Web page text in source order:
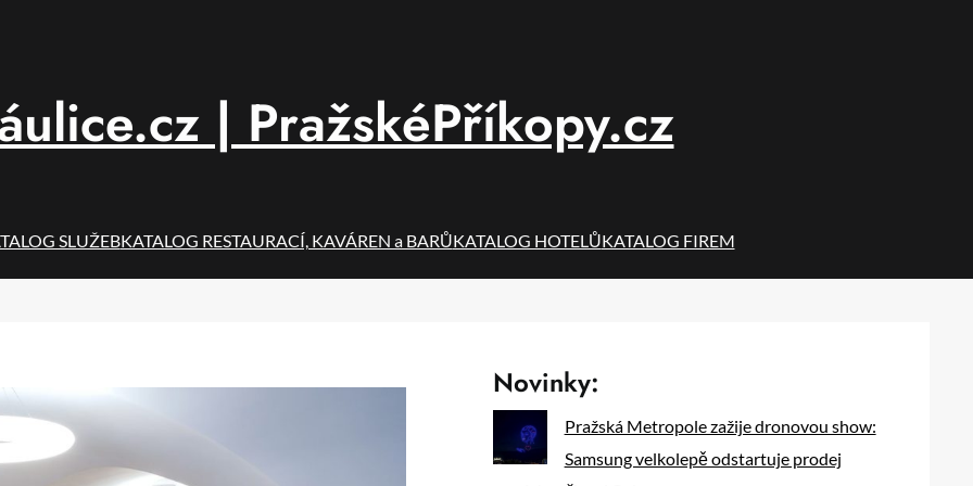
| PražskéPříkopy.cz
SLUŽEBKATALOG RESTAURACÍ, KAVÁREN a BARŮKATALOG HOTELŮKATALOG FIREM
Novinky:
Pražská Metropole zažije dronovou show:
Samsung velkolepě odstartuje prodej